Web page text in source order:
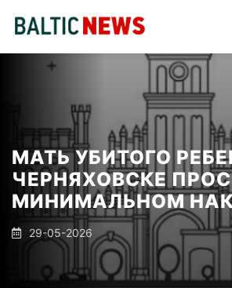
МАТЬ УБИТОГО
ЧЕРНЯХОВСКЕ
МИНИМАЛЬНОМ
29-05-2026